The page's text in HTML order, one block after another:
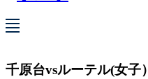
千原台vsルーテル(女子）